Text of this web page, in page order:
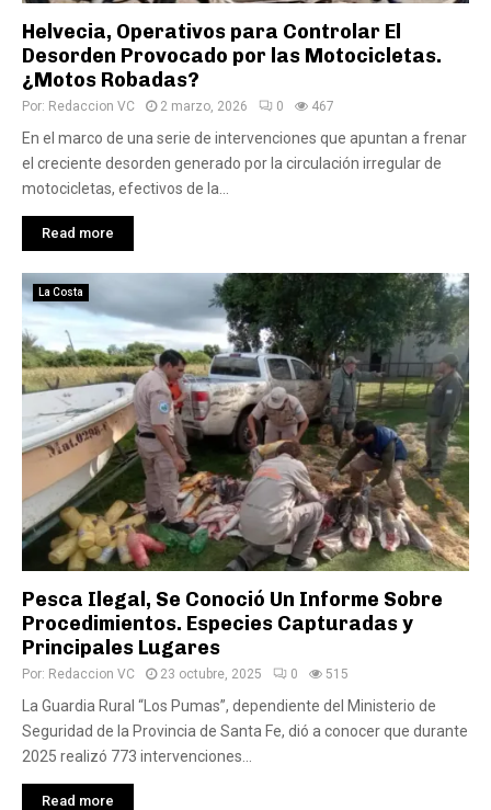
Helvecia, Operativos para Controlar El
Desorden Provocado por las Motocicletas.
¿Motos Robadas?
Por: Redaccion VC 2 marzo, 2026 0 467
En el marco de una serie de intervenciones que apuntan a frenar
el creciente desorden generado por la circulación irregular de
motocicletas, efectivos de la...
Read more
La Costa
Pesca Ilegal, Se Conoció Un Informe Sobre
Procedimientos. Especies Capturadas y
Principales Lugares
Por: Redaccion VC 23 octubre, 2025 0 515
La Guardia Rural “Los Pumas”, dependiente del Ministerio de
Seguridad de la Provincia de Santa Fe, dió a conocer que durante
2025 realizó 773 intervenciones...
Read more